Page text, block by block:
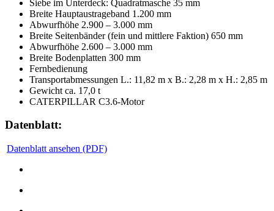
Siebe im Unterdeck: Quadratmasche 35 mm
Breite Hauptaustrageband 1.200 mm
Abwurfhöhe 2.900 – 3.000 mm
Breite Seitenbänder (fein und mittlere Faktion) 650 mm
Abwurfhöhe 2.600 – 3.000 mm
Breite Bodenplatten 300 mm
Fernbedienung
Transportabmessungen L.: 11,82 m x B.: 2,28 m x H.: 2,85 m
Gewicht ca. 17,0 t
CATERPILLAR C3.6-Motor
Datenblatt:
Datenblatt ansehen (PDF)